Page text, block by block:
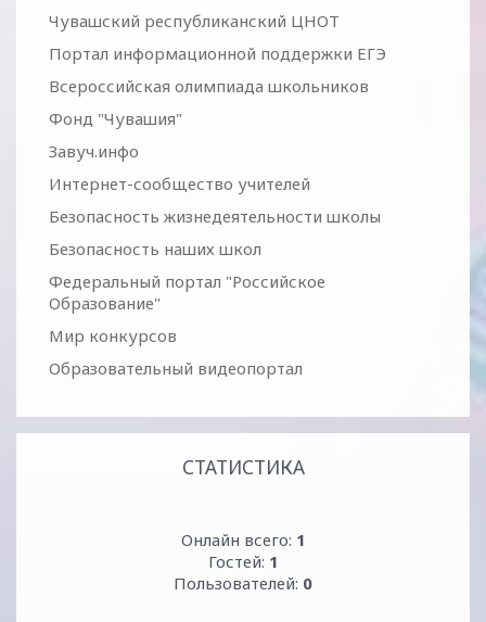
Чувашский республиканский ЦНОТ
Портал информационной поддержки ЕГЭ
Всероссийская олимпиада школьников
Фонд "Чувашия"
Завуч.инфо
Интернет-сообщество учителей
Безопасность жизнедеятельности школы
Безопасность наших школ
Федеральный портал "Российское
Образование"
Мир конкурсов
Образовательный видеопортал
СТАТИСТИКА
Онлайн всего: 1
Гостей: 1
Пользователей: 0